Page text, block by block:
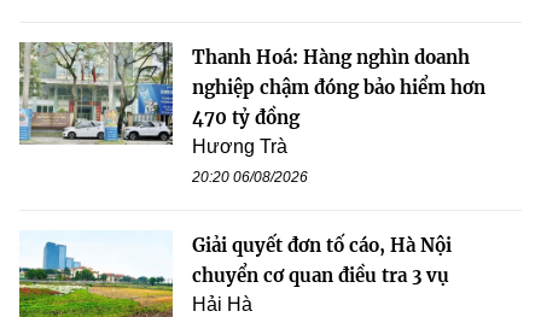
Thanh Hoá: Hàng nghìn doanh
nghiệp chậm đóng bảo hiểm hơn
470 tỷ đồng
Hương Trà
20:20 06/08/2026
Giải quyết đơn tố cáo, Hà Nội
chuyển cơ quan điều tra 3 vụ
Hải Hà